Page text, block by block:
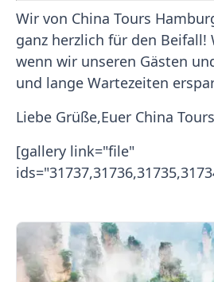
Wir von China Tours
ganz herzlich für den Beifall!
wenn wir unseren Gästen
und lange Wartezeiten
Liebe Grüße,Euer China
[gallery link="file"